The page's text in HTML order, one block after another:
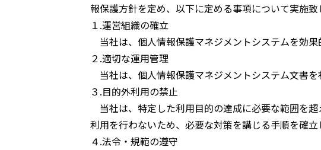
報保護方針を定め、以下に定める事項について実施致
１.運営組織の確立
当社は、個人情報保護マネジメントシステムを効
２.適切な運用管理
当社は、個人情報保護マネジメントシステム文書を
３.目的外利用の禁止
当社は、特定した利用目的の達成に必要な範囲を
利用を行わないため、必要な対策を講じる手順を確立
４.法令・規範の遵守